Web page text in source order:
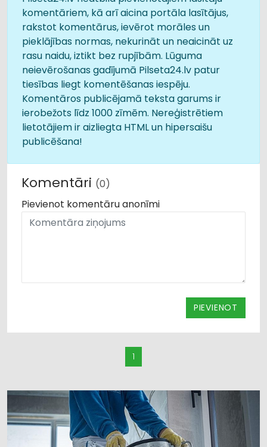
komentāriem, kā arī aicina portāla lasītājus,
rakstot komentārus, ievērot morāles un
pieklājības normas, nekurināt un neaicināt uz
rasu naidu, iztikt bez rupjībām. Lūguma
neievērošanas gadījumā Pilseta24.lv patur
tiesības liegt komentēšanas iespēju.
Komentāros publicējamā teksta garums ir
ierobežots līdz 1000 zīmēm. Nereģistrētiem
lietotājiem ir aizliegta HTML un hipersaišu
publicēšana!
Komentāri (0)
Pievienot komentāru anonīmi
PIEVIENOT
1